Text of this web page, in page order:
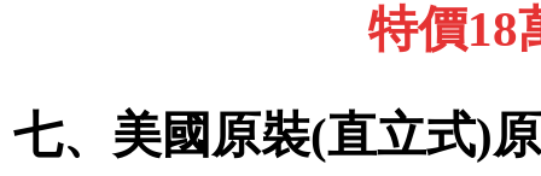
特價18
七、美國原裝(直立式)